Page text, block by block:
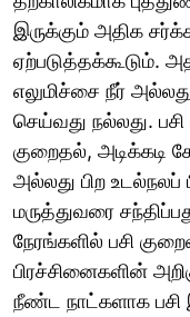
இருக்கும் அதிக
ஏற்படுத்தக்கூடும்.
எலுமிச்சை நீர்
செய்வது நல்லது.
குறைதல், அடிக்கடி
அல்லது பிற உடல்நலப்
மருத்துவரை
நேரங்களில் பசி
பிரச்சினைகளின்
நீண்ட நாட்களாக